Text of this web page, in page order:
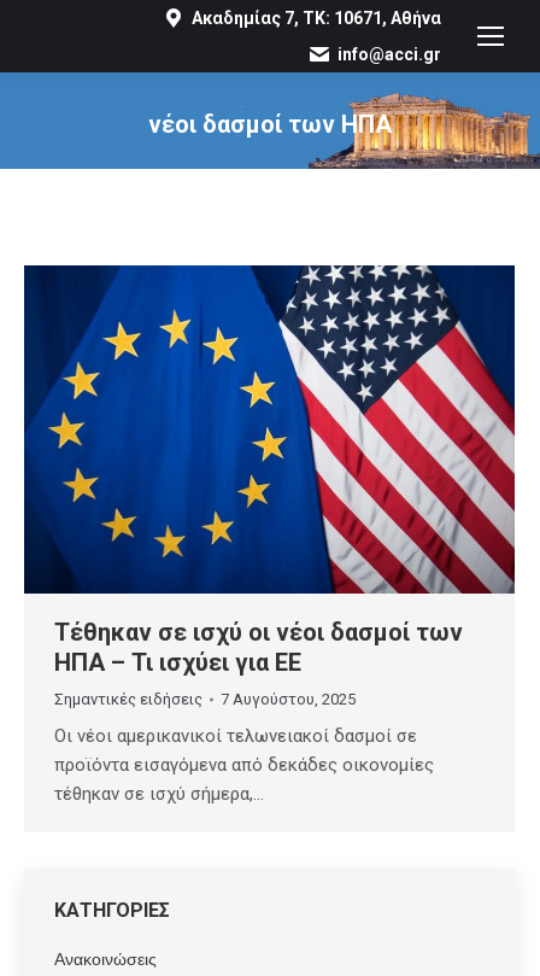
Ακαδημίας 7, ΤΚ: 10671, Αθήνα
info@acci.gr
νέοι δασμοί των ΗΠΑ
You are here:
Τέθηκαν σε ισχύ οι νέοι δασμοί των
ΗΠΑ – Τι ισχύει για ΕΕ
Σημαντικές ειδήσεις 7 Αυγούστου, 2025
Οι νέοι αμερικανικοί τελωνειακοί δασμοί σε
προϊόντα εισαγόμενα από δεκάδες οικονομίες
τέθηκαν σε ισχύ σήμερα,…
ΚΑΤΗΓΟΡΙΕΣ
Ανακοινώσεις